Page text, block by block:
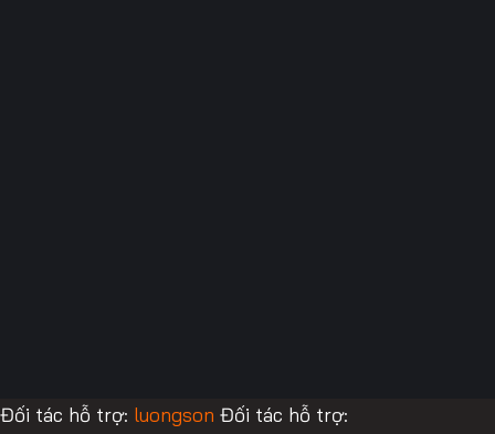
Đối tác hỗ trợ: luongson Đối tác hỗ trợ: